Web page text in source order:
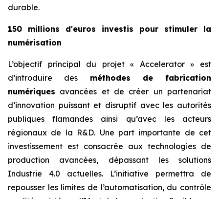
durable.
150 millions d'euros investis pour stimuler la
numérisation
L’objectif principal du projet « Accelerator » est
d’introduire des méthodes de fabrication
numériques avancées et de créer un partenariat
d’innovation puissant et disruptif avec les autorités
publiques flamandes ainsi qu’avec les acteurs
régionaux de la R&D. Une part importante de cet
investissement est consacrée aux technologies de
production avancées, dépassant les solutions
Industrie 4.0 actuelles. L’initiative permettra de
repousser les limites de l’automatisation, du contrôle